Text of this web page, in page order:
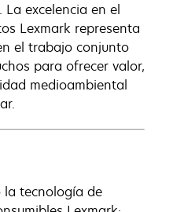
excelencia en el
Lexmark representa
el trabajo conjunto
para ofrecer valor,
medioambiental
la tecnología de